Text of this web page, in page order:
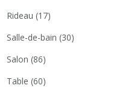
Rideau (17)
Salle-de-bain (30)
Salon (86)
Table (60)